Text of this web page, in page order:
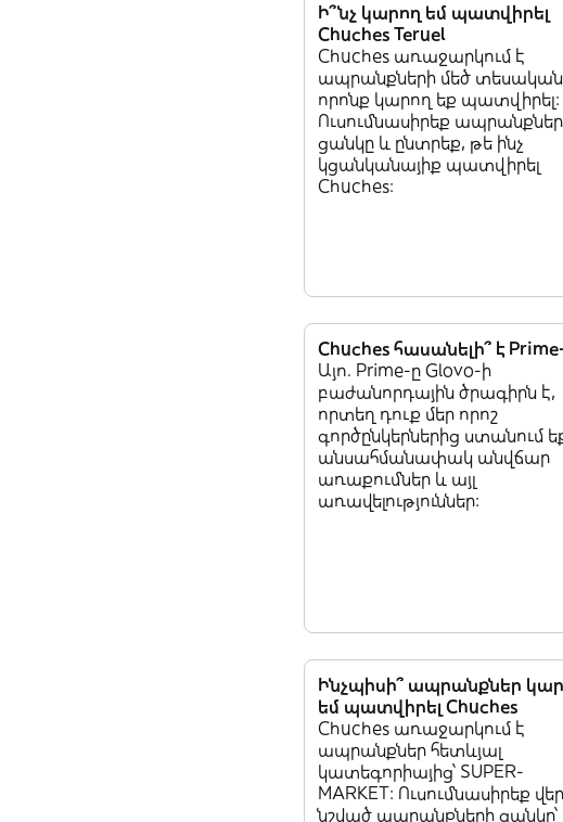
Ի՞նչ կարող եմ պատվիրել
Chuches Teruel
Chuches առաջարկում է
ապրանքների մեծ
որոնք կարող եք պատվիրել:
Ուսումնասիրեք
ցանկը և ընտրեք, թե ինչ
կցանկանայիք պատվիրել
Chuches:
Chuches հասանելի՞ է
Այո. Prime-ը Glovo-ի
բաժանորդային ծրագիրն է,
որտեղ դուք մեր որոշ
գործընկերներից ստանում
անսահմանափակ անվճար
առաքումներ և այլ
առավելություններ:
Ինչպիսի՞ ապրանքներ
եմ պատվիրել Chuches
Chuches առաջարկում է
ապրանքներ հետևյալ
կատեգորիայից՝ SUPER-
MARKET: Ուսումնասիրեք
նշված ապրանքների ցանկը՝